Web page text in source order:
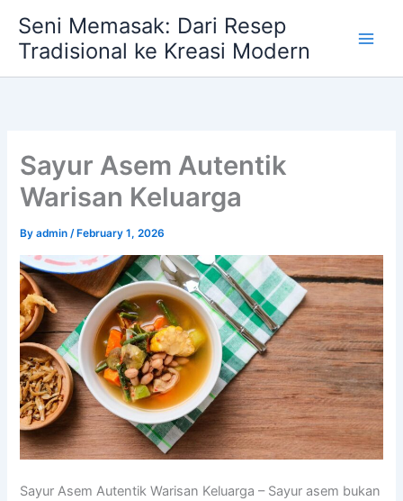
content
Seni Memasak: Dari Resep
Tradisional ke Kreasi Modern
Sayur Asem Autentik
Warisan Keluarga
Byadmin/ February 1, 2026
Sayur Asem Autentik Warisan Keluarga – Sayur asem bukan